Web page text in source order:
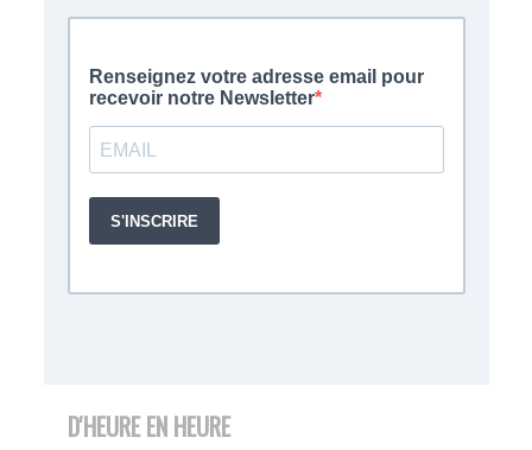
D'HEURE EN HEURE